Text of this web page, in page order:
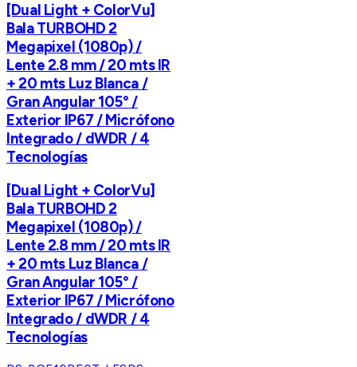
[Dual Light + ColorVu]
Bala TURBOHD 2
Megapixel (1080p) /
Lente 2.8 mm / 20 mts IR
+ 20 mts Luz Blanca /
Gran Angular 105° /
Exterior IP67 / Micrófono
Integrado / dWDR / 4
Tecnologías
[Dual Light + ColorVu]
Bala TURBOHD 2
Megapixel (1080p) /
Lente 2.8 mm / 20 mts IR
+ 20 mts Luz Blanca /
Gran Angular 105° /
Exterior IP67 / Micrófono
Integrado / dWDR / 4
Tecnologías